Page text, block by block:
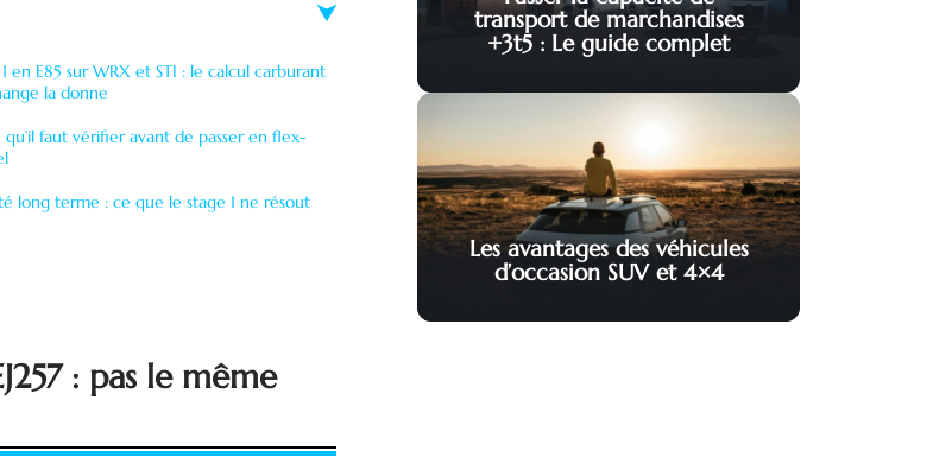
en E85 sur WRX et STI : le calcul carburant
la donne
qu’il faut vérifier avant de passer en flex-
long terme : ce que le stage 1 ne résout
: pas le même
transport de marchandises
+3t5 : Le guide complet
Les avantages des véhicules
d’occasion SUV et 4×4